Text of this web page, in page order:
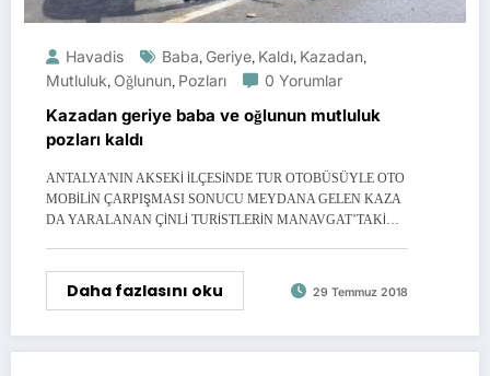
Havadis Baba, Geriye, Kaldı, Kazadan,
Mutluluk, Oğlunun, Pozları 0 Yorumlar
Kazadan geriye baba ve oğlunun mutluluk
pozları kaldı
ANTALYA'NIN AKSEKİ İLÇESİNDE TUR OTOBÜSÜYLE OTO
MOBİLİN ÇARPIŞMASI SONUCU MEYDANA GELEN KAZA
DA YARALANAN ÇİNLİ TURİSTLERİN MANAVGAT’TAKİ…
Daha fazlasını oku 29 Temmuz 2018